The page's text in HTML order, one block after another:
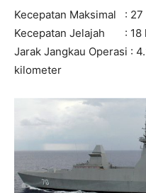
Kecepatan Maksimal :
Kecepatan Jelajah : 18
Jarak Jangkau Operasi :
kilometer